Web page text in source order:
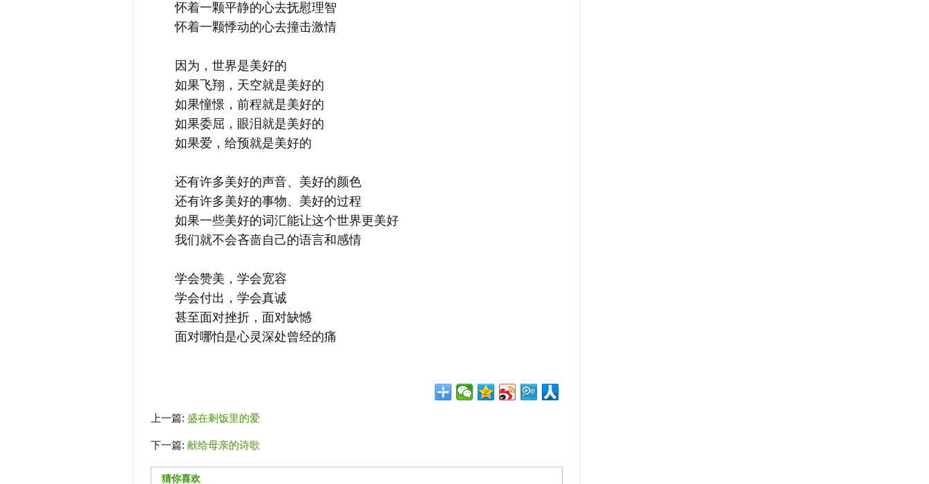
怀着一颗平静的心去抚慰理智
怀着一颗悸动的心去撞击激情
因为，世界是美好的
如果飞翔，天空就是美好的
如果憧憬，前程就是美好的
如果委屈，眼泪就是美好的
如果爱，给预就是美好的
还有许多美好的声音、美好的颜色
还有许多美好的事物、美好的过程
如果一些美好的词汇能让这个世界更美好
我们就不会吝啬自己的语言和感情
学会赞美，学会宽容
学会付出，学会真诚
甚至面对挫折，面对缺憾
面对哪怕是心灵深处曾经的痛
上一篇: 盛在剩饭里的爱
下一篇: 献给母亲的诗歌
猜你喜欢